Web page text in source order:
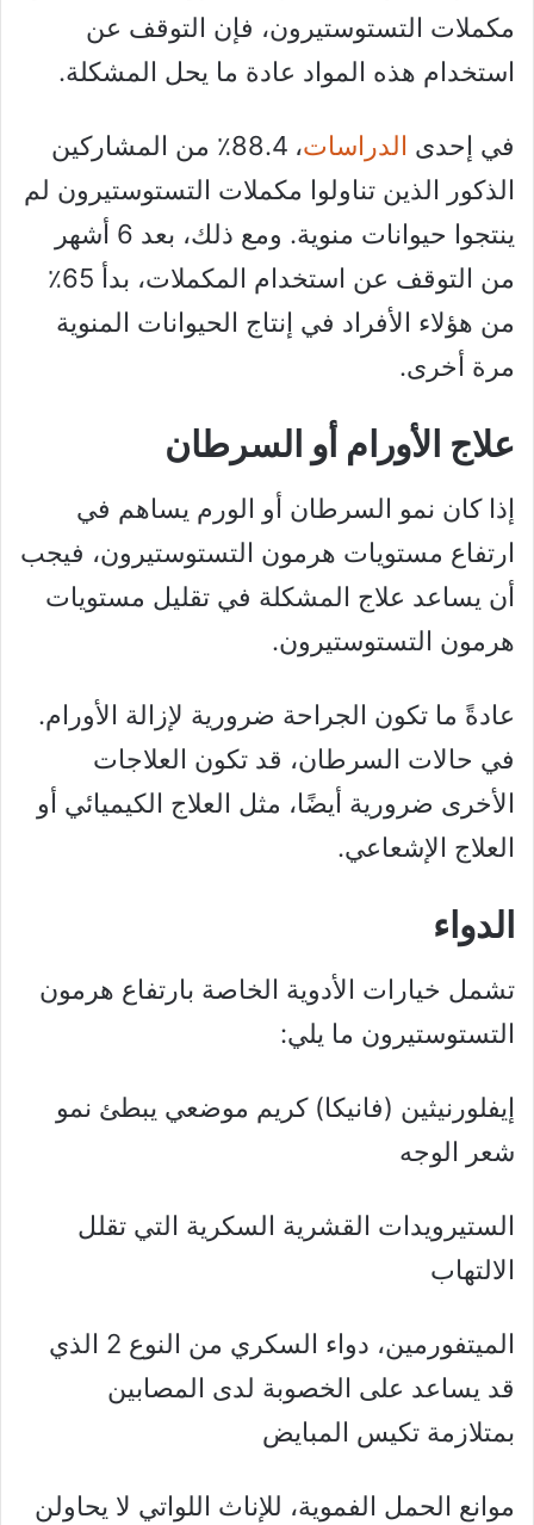
مكملات التستوستيرون، فإن التوقف عن
استخدام هذه المواد عادة ما يحل المشكلة.
في إحدى الدراسات
، 88.4٪ من المشاركين
الذكور الذين تناولوا مكملات التستوستيرون لم
ينتجوا حيوانات منوية. ومع ذلك، بعد 6 أشهر
من التوقف عن استخدام المكملات، بدأ 65٪
من هؤلاء الأفراد في إنتاج الحيوانات المنوية
مرة أخرى.
علاج الأورام أو السرطان
إذا كان نمو السرطان أو الورم يساهم في
ارتفاع مستويات هرمون التستوستيرون، فيجب
أن يساعد علاج المشكلة في تقليل مستويات
هرمون التستوستيرون.
عادةً ما تكون الجراحة ضرورية لإزالة الأورام.
في حالات السرطان، قد تكون العلاجات
الأخرى ضرورية أيضًا، مثل العلاج الكيميائي أو
العلاج الإشعاعي.
الدواء
تشمل خيارات الأدوية الخاصة بارتفاع هرمون
التستوستيرون ما يلي:
إيفلورنيثين (فانيكا) كريم موضعي يبطئ نمو
شعر الوجه
الستيرويدات القشرية السكرية التي تقلل
الالتهاب
الميتفورمين، دواء السكري من النوع 2 الذي
قد يساعد على الخصوبة لدى المصابين
بمتلازمة تكيس المبايض
موانع الحمل الفموية، للإناث اللواتي لا يحاولن